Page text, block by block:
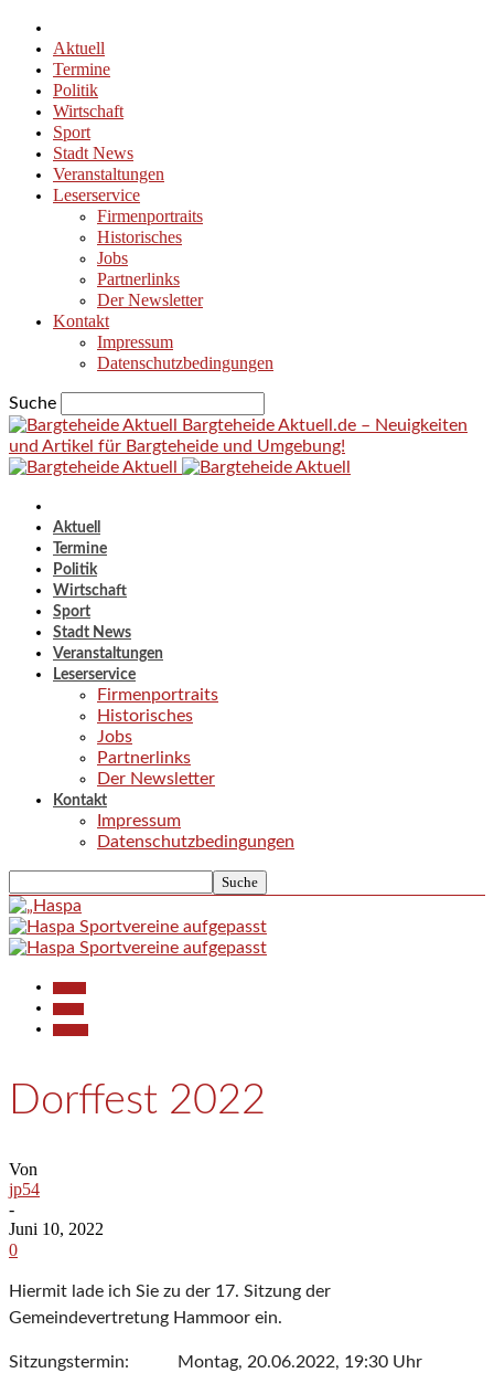
Aktuell
Termine
Politik
Wirtschaft
Sport
Stadt News
Veranstaltungen
Leserservice
Firmenportraits
Historisches
Jobs
Partnerlinks
Der Newsletter
Kontakt
Impressum
Datenschutzbedingungen
Suche
Bargteheide Aktuell.de – Neuigkeiten
und Artikel für Bargteheide und Umgebung!
Aktuell
Termine
Politik
Wirtschaft
Sport
Stadt News
Veranstaltungen
Leserservice
Firmenportraits
Historisches
Jobs
Partnerlinks
Der Newsletter
Kontakt
Impressum
Datenschutzbedingungen
Dorffest 2022
Von
jp54
-
Juni 10, 2022
0
Hiermit lade ich Sie zu der 17. Sitzung der
Gemeindevertretung Hammoor ein.
Sitzungstermin: Montag, 20.06.2022, 19:30 Uhr